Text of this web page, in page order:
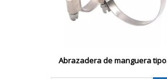
Abrazadera de manguera tipo